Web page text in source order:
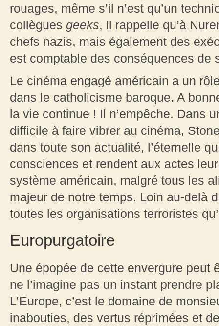
rouages, même s’il n’est qu’un
collègues geeks, il rappelle qu’à
chefs nazis, mais également des
est comptable des conséquences de
Le cinéma engagé américain a un
dans le catholicisme baroque. A
la vie continue ! Il n’empêche. Dans
difficile à faire vibrer au cinéma,
dans toute son actualité, l’éternelle
consciences et rendent aux actes
système américain, malgré tous les
majeur de notre temps. Loin au-delà
toutes les organisations terroristes
Europurgatoire
Une épopée de cette envergure peut
ne l’imagine pas un instant prendre
L’Europe, c’est le domaine de
inabouties, des vertus réprimées et